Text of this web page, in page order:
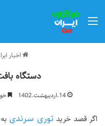
اخبار
دستگاه
14.اردیبهشت.1402
اگر قصد خرید توری سرندی